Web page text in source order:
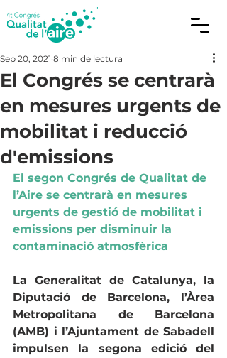
El Congrés se centrarà
en mesures urgents de
mobilitat i reducció
d'emissions
Sep 20, 2021 8 min de lectura
El segon Congrés de Qualitat de
l’Aire se centrarà en mesures
urgents de gestió de mobilitat i
emissions per disminuir la
contaminació atmosfèrica
La Generalitat de Catalunya, la
Diputació de Barcelona, l’Àrea
Metropolitana de Barcelona
(AMB) i l’Ajuntament de Sabadell
impulsen la segona edició del